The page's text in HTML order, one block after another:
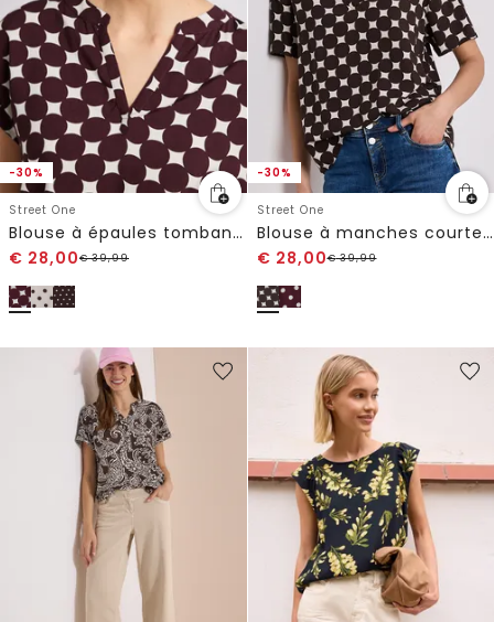
-30%
Street One
Blouse à épaules tombantes avec col fendu
€ 28,00€39,99
-30%
Street One
Blouse à manches courtes avec revers
€ 28,00€39,99